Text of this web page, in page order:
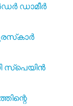
ഡാമീർ
സ്പെയിൻ